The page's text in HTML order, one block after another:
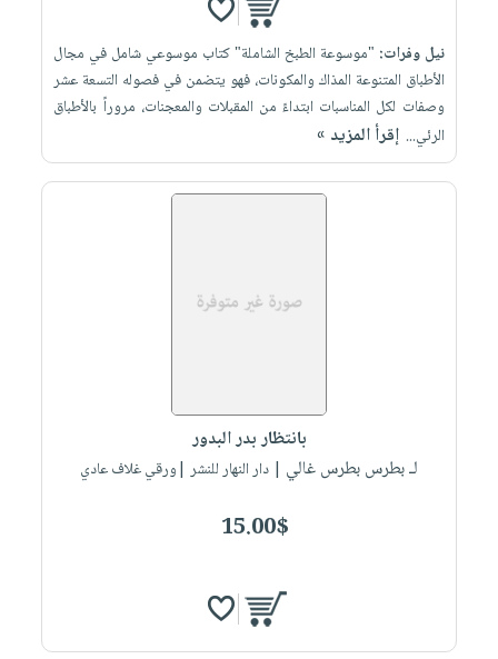
نيل وفرات: "موسوعة الطبخ الشاملة" كتاب موسوعي شامل في مجال
الأطباق المتنوعة المذاك والمكونات، فهو يتضمن في فصوله التسعة عشر
وصفات لكل المناسبات ابتداءً من المقبلات والمعجنات، مروراً بالأطباق
الرئي... إقرأ المزيد »
بانتظار بدر البدور
لـ بطرس بطرس غالي | دار النهار للنشر |ورقي غلاف عادي
15.00$